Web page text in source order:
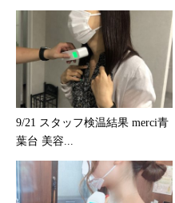
9/21 スタッフ検温結果 merci青
葉台 美容...